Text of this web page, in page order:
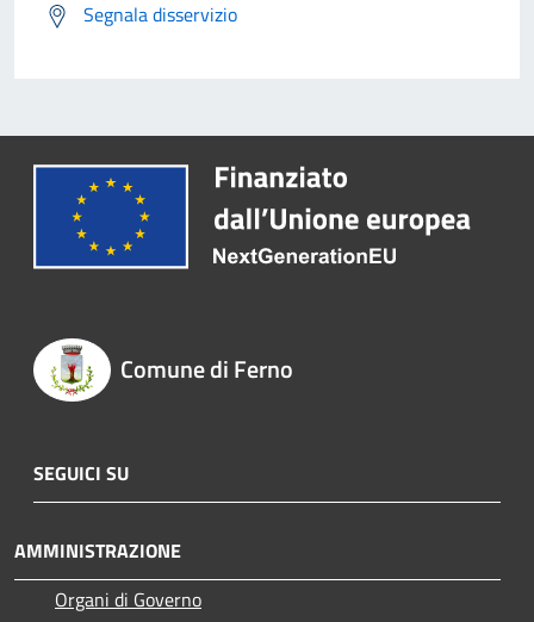
Segnala disservizio
Comune di Ferno
SEGUICI SU
AMMINISTRAZIONE
Organi di Governo